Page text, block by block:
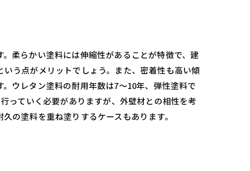
柔らかい塗料には伸縮性があることが特徴で、建
う点がメリットでしょう。また、密着性も高い傾
ウレタン塗料の耐用年数は7～10年、弾性塗料で
っていく必要がありますが、外壁材との相性を考
の塗料を重ね塗りするケースもあります。